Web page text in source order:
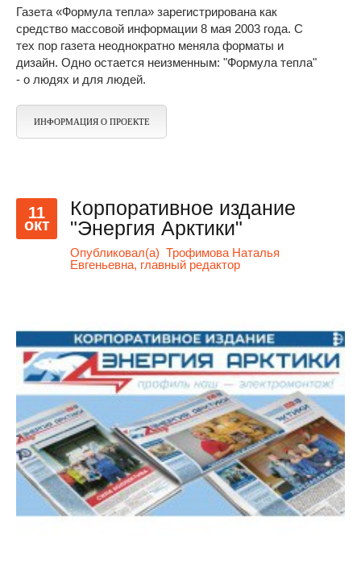
Газета «Формула тепла» зарегистрирована как
средство массовой информации 8 мая 2003 года. С
тех пор газета неоднократно меняла форматы и
дизайн. Одно остается неизменным: "Формула тепла"
- о людях и для людей.
ИНФОРМАЦИЯ О ПРОЕКТЕ
11
окт
Корпоративное издание
"Энергия Арктики"
Опубликовал(а) Трофимова Наталья
Евгеньевна, главный редактор